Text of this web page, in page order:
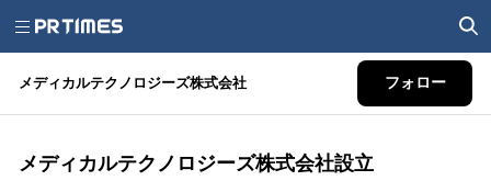
メディカルテクノロジーズ株式会社 フォロー
メディカルテクノロジーズ株式会社設立